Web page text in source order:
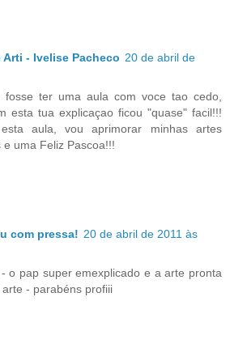
- Ivelise Pacheco 20 de abril de
fosse ter uma aula com voce tao cedo,
esta tua explicaçao ficou "quase" facil!!!
aula, vou aprimorar minhas artes
uma Feliz Pascoa!!!
com pressa! 20 de abril de 2011 às
o pap super emexplicado e a arte pronta
- parabéns profiii